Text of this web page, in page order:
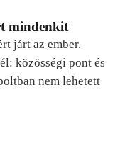
mindenkit
járt az ember.
közösségi pont és
nem lehetett